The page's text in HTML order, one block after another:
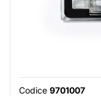
Codice 9701007